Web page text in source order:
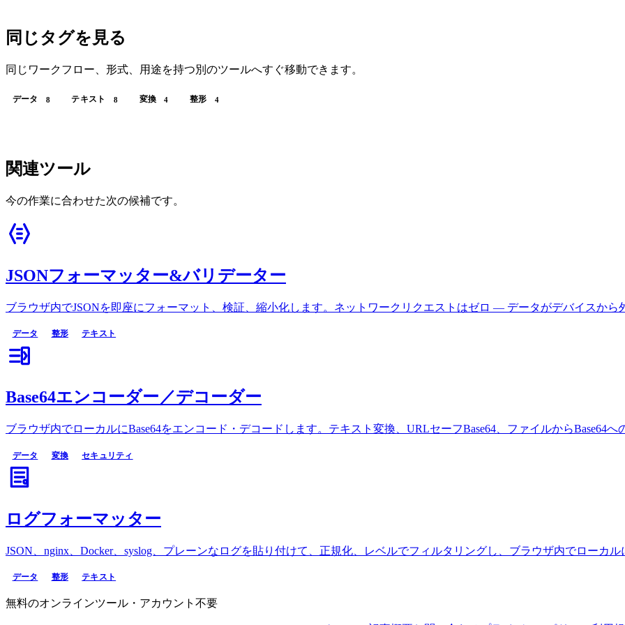
同じタグを見る
同じワークフロー、形式、用途を持つ別のツールへすぐ移動できます。
データ 8 テキスト 8 変換 4 整形 4
関連ツール
今の作業に合わせた次の候補です。
JSONフォーマッター&バリデーター
ブラウザ内でJSONを即座にフォーマット、検証、縮小化します。ネットワークリクエストはゼロ — データがデバイスから
データ 整形 テキスト
Base64エンコーダー／デコーダー
ブラウザ内でローカルにBase64をエンコード・デコードします。テキスト変換、URLセーフBase64、ファイルからBase64へ
データ 変換 セキュリティ
ログフォーマッター
JSON、nginx、Docker、syslog、プレーンなログを貼り付けて、正規化、レベルでフィルタリングし、ブラウザ内でローカル
データ 整形 テキスト
無料のオンラインツール・アカウント不要